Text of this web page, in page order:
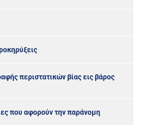
περιστατικών βίας εις βάρος
που αφορούν την παράνομη